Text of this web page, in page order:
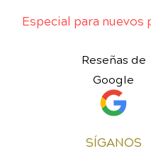
Especial para nuevos
Reseñas de
Google
SÍGANOS